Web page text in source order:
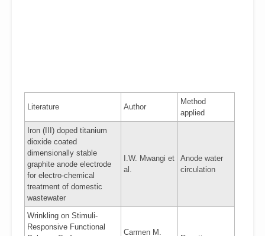
Literature Author
Method
applied
Iron (III) doped titanium
dioxide coated
dimensionally stable
graphite anode electrode
for electro-chemical
treatment of domestic
wastewater
I.W. Mwangi et
al.
Anode water
circulation
Wrinkling on Stimuli-
Responsive Functional
Carmen M.